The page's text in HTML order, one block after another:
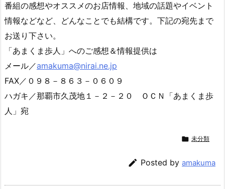
番組の感想やオススメのお店情報、地域の話題やイベント
情報などなど、どんなことでも結構です。下記の宛先まで
お送り下さい。
「あまくま歩人」へのご感想＆情報提供は
メール／amakuma@nirai.ne.jp
FAX／０９８－８６３－０６０９
ハガキ／那覇市久茂地１－２－２０ ＯＣＮ「あまくま歩
人」宛
 未分類
 Posted by amakuma